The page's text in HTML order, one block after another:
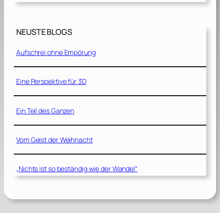
NEUSTE BLOGS
Aufschrei ohne Empörung
Eine Perspektive für 3D
Ein Teil des Ganzen
Vom Geist der Weihnacht
„Nichts ist so beständig wie der Wandel“